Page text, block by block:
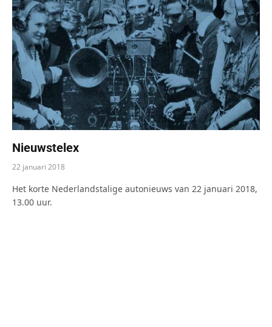
Nieuwstelex
22 januari 2018
Het korte Nederlandstalige autonieuws van 22 januari 2018,
13.00 uur.